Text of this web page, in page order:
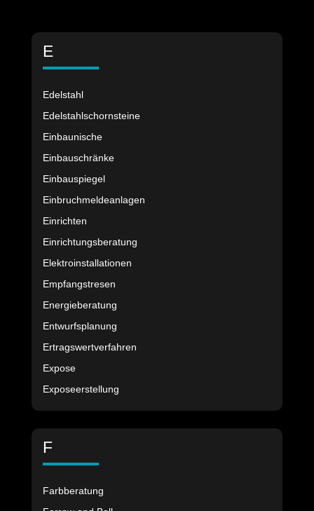
E
Edelstahl
Edelstahlschornsteine
Einbaunische
Einbauschränke
Einbauspiegel
Einbruchmeldeanlagen
Einrichten
Einrichtungsberatung
Elektroinstallationen
Empfangstresen
Energieberatung
Entwurfsplanung
Ertragswertverfahren
Expose
Exposeerstellung
F
Farbberatung